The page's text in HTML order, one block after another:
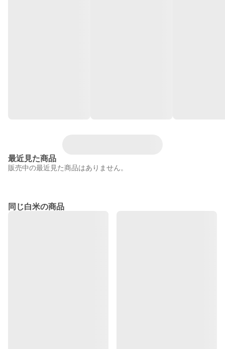
最近見た商品
販売中の最近見た商品はありません。
同じ白米の商品